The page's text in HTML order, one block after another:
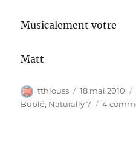
Musicalement votre
Matt
Auteur
tthiouss
Publié
le
18 mai 2010
Bublé, Naturally 7 4